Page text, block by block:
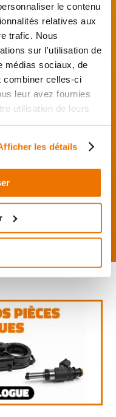
le contenu
relatives aux
trafic. Nous
sur l'utilisation de
médias sociaux, de
combiner celles-ci
leur avez fournies
utilisation de leurs
les détails
garanties
votremoto,
et de
et me